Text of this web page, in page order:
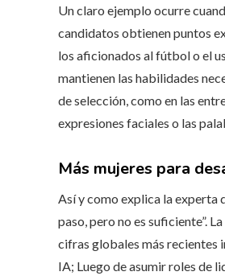
Un claro ejemplo ocurre
candidatos obtienen puntos
los aficionados al fútbol o el
mantienen las habilidades
de selección, como en las
expresiones faciales o las
Más mujeres para
Así y como explica la experta
paso, pero no es suficiente”.
cifras globales más recientes
IA; Luego de asumir roles de